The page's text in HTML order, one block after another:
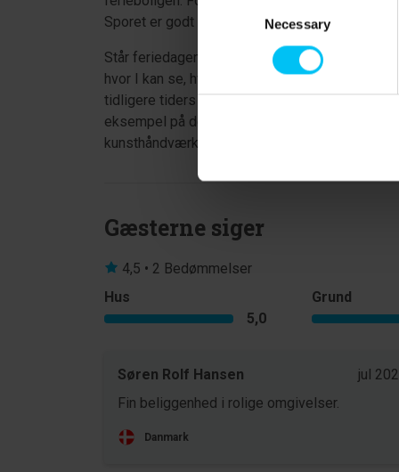
Consent
Necessary
Sporet er godt 13 km. langt.
Står feriedagen i kulturens tegn er der masser
hvor I kan se, hvordan fiskerfamilierne boede
tidligere tiders sandflugt gjorde ved området.
eksempel på det. I Skagen centrum finder I et
kunsthåndværkere og gallerier.
Gæsterne siger
4,5 • 2 Bedømmelser
Hus
5,0
Grund
Søren Rolf Hansen
jul
Fin beliggenhed i rolige omgivelser.
Danmark